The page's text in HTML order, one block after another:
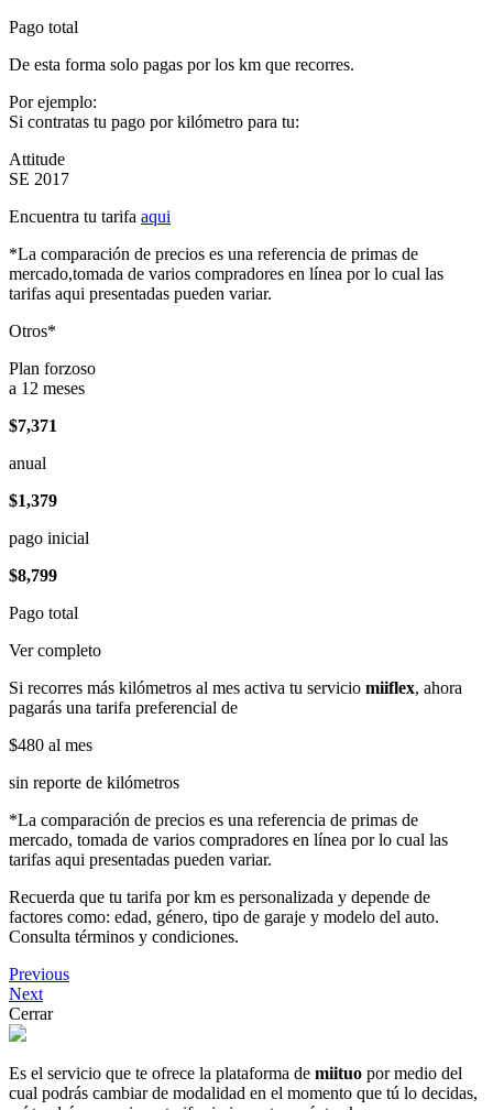
Pago total
De esta forma solo pagas por los km que recorres.
Por ejemplo:
Si contratas tu pago por kilómetro para tu:
Attitude
SE 2017
Encuentra tu tarifa aqui
*La comparación de precios es una referencia de primas de
mercado,tomada de varios compradores en línea por lo cual las
tarifas aqui presentadas pueden variar.
Otros*
Plan forzoso
a 12 meses
$7,371
anual
$1,379
pago inicial
$8,799
Pago total
Ver completo
Si recorres más kilómetros al mes activa tu servicio miiflex, ahora
pagarás una tarifa preferencial de
$480 al mes
sin reporte de kilómetros
*La comparación de precios es una referencia de primas de
mercado, tomada de varios compradores en línea por lo cual las
tarifas aqui presentadas pueden variar.
Recuerda que tu tarifa por km es personalizada y depende de
factores como: edad, género, tipo de garaje y modelo del auto.
Consulta términos y condiciones.
Previous
Next
Cerrar
Es el servicio que te ofrece la plataforma de miituo por medio del
cual podrás cambiar de modalidad en el momento que tú lo decidas,